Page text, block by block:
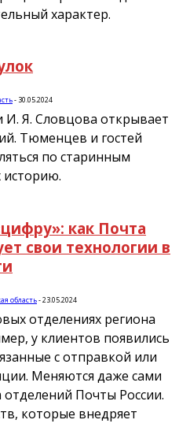
характер.
- 30.05.2024
Я. Словцова открывает
Тюменцев и гостей
по старинным
историю.
как Почта
свои технологии в
область-23.05.2024
отделениях региона
у клиентов появились
с отправкой или
Меняются даже сами
отделений Почты России.
которые внедряет